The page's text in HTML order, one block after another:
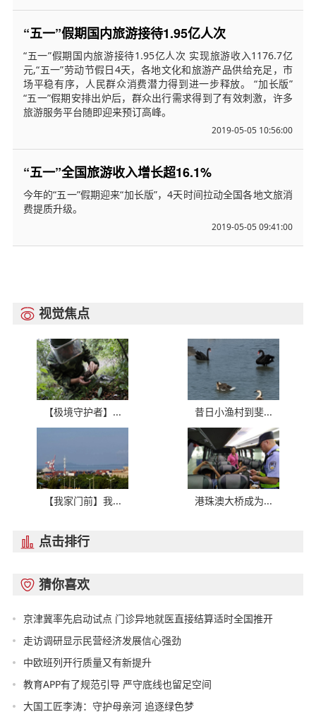
“五一”假期国内旅游接待1.95亿人次
“五一”假期国内旅游接待1.95亿人次 实现旅游收入1176.7亿
元,“五一”劳动节假日4天，各地文化和旅游产品供给充足，市
场平稳有序，人民群众消费潜力得到进一步释放。 “加长版”
“五一”假期安排出炉后，群众出行需求得到了有效刺激，许多
旅游服务平台随即迎来预订高峰。
2019-05-05 10:56:00
“五一”全国旅游收入增长超16.1%
今年的“五一”假期迎来“加长版”，4天时间拉动全国各地文旅消
费提质升级。
2019-05-05 09:41:00
 视觉焦点
【极境守护者】... 昔日小渔村到斐...
【我家门前】我... 港珠澳大桥成为...
 点击排行
 猜你喜欢
京津冀率先启动试点 门诊异地就医直接结算适时全国推开
走访调研显示民营经济发展信心强劲
中欧班列开行质量又有新提升
教育APP有了规范引导 严守底线也留足空间
大国工匠李涛：守护母亲河 追逐绿色梦